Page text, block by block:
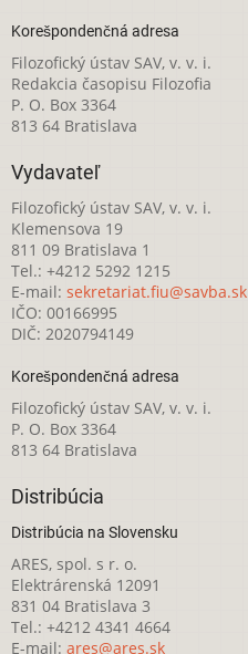
Korešpondenčná adresa
Filozofický ústav SAV, v. v. i.
Redakcia časopisu Filozofia
P. O. Box 3364
813 64 Bratislava
Vydavateľ
Filozofický ústav SAV, v. v. i.
Klemensova 19
811 09 Bratislava 1
Tel.: +4212 5292 1215
E-mail: sekretariat.fiu@savba.sk
IČO: 00166995
DIČ: 2020794149
Korešpondenčná adresa
Filozofický ústav SAV, v. v. i.
P. O. Box 3364
813 64 Bratislava
Distribúcia
Distribúcia na Slovensku
ARES, spol. s r. o.
Elektrárenská 12091
831 04 Bratislava 3
Tel.: +4212 4341 4664
E-mail: ares@ares.sk